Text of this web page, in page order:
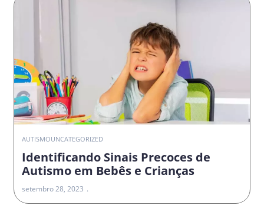
AUTISMOUNCATEGORIZED
Identificando Sinais Precoces de
Autismo em Bebês e Crianças
setembro 28, 2023